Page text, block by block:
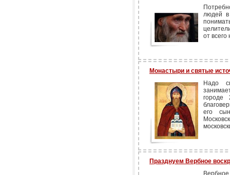
людей в
от всего
Монастыри и святые
Надо
городе
его
Празднуем Вербное
Вербное